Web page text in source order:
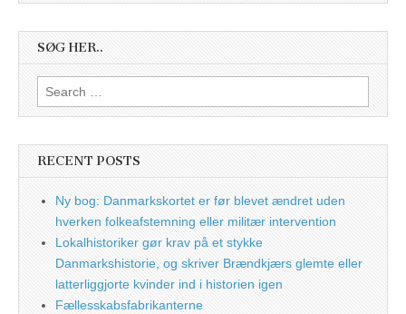
SØG HER..
Search
for:
RECENT POSTS
Ny bog: Danmarkskortet er før blevet ændret uden
hverken folkeafstemning eller militær intervention
Lokalhistoriker gør krav på et stykke
Danmarkshistorie, og skriver Brændkjærs glemte eller
latterliggjorte kvinder ind i historien igen
Fællesskabsfabrikanterne